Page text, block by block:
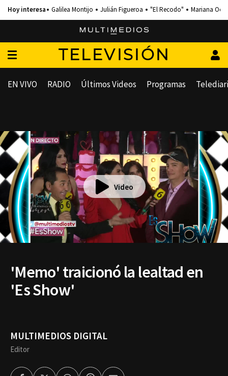
Galilea Montijo Julián Figueroa "El Recodo" Mariana
TELEVISIÓN
EN VIVO RADIO Últimos Videos Programas
Video
'Memo' traicionó la lealtad en
'Es Show'
MULTIMEDIOS DIGITAL
Editor